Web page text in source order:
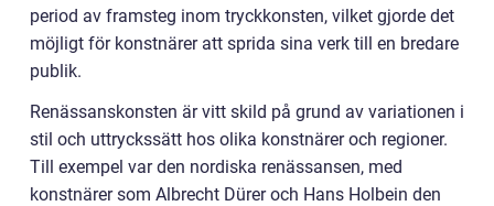
period av framsteg inom tryckkonsten, vilket gjorde det
möjligt för konstnärer att sprida sina verk till en bredare
publik.
Renässanskonsten är vitt skild på grund av variationen i
stil och uttryckssätt hos olika konstnärer och regioner.
Till exempel var den nordiska renässansen, med
konstnärer som Albrecht Dürer och Hans Holbein den